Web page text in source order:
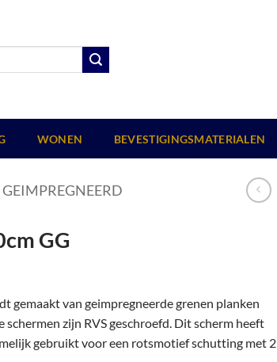
WONEN BEVESTIGINGSMATERIALEN
GG
gemaakt van geimpregneerde grenen planken
zijn RVS geschroefd. Dit scherm heeft
gebruikt voor een rotsmotief schutting met 2